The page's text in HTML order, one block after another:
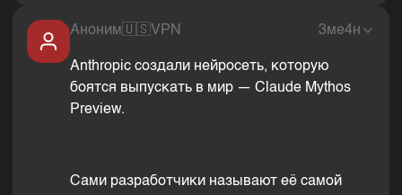
Аноним🇺🇸VPN 3ме4н
Anthropic создали нейросеть, которую
боятся выпускать в мир — Claude Mythos
Preview.
Сами разработчики называют её самой